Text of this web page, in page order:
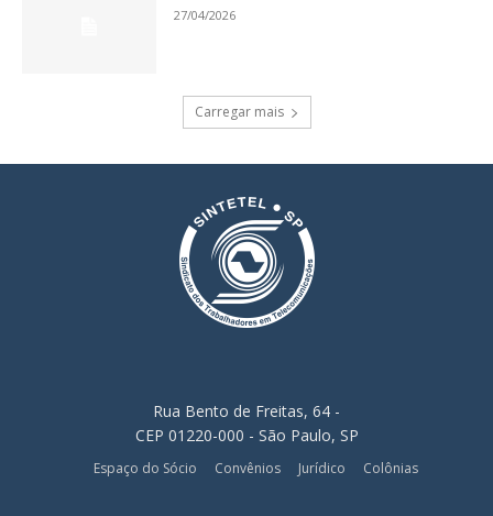
27/04/2026
Carregar mais
Rua Bento de Freitas, 64 -
CEP 01220-000 - São Paulo, SP
Espaço do Sócio Convênios Jurídico Colônias